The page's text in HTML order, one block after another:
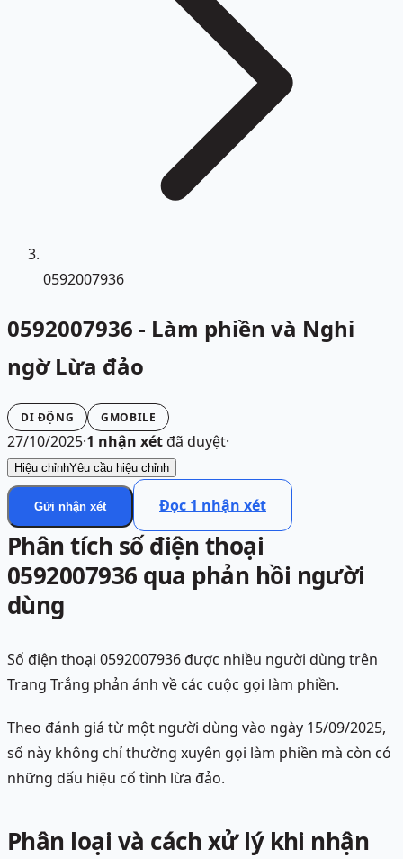
0592007936
0592007936 - Làm phiền và Nghi
ngờ Lừa đảo
DI ĐỘNG GMOBILE
27/10/2025·1 nhận xétđã duyệt·
Hiệu chỉnhYêu cầu hiệu chỉnh
Gửi nhận xét Đọc 1 nhận xét
Phân tích số điện thoại
0592007936 qua phản hồi người
dùng
Số điện thoại 0592007936 được nhiều người dùng trên
Trang Trắng phản ánh về các cuộc gọi làm phiền.
Theo đánh giá từ một người dùng vào ngày 15/09/2025,
số này không chỉ thường xuyên gọi làm phiền mà còn có
những dấu hiệu cố tình lừa đảo.
Phân loại và cách xử lý khi nhận